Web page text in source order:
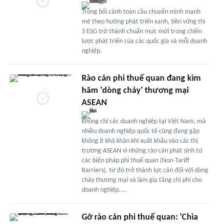
Trong bối cảnh toàn cầu chuyển mình mạnh
mẽ theo hướng phát triển xanh, bền vững thì
3 ESG trở thành chuẩn mực mới trong chiến
lược phát triển của các quốc gia và mỗi doanh
nghiệp.
Rào cản phi thuế quan đang kìm
hãm 'dòng chảy' thương mại
ASEAN
Không chỉ các doanh nghiệp tại Việt Nam, mà
nhiều doanh nghiệp quốc tế cũng đang gặp
không ít khó khăn khi xuất khẩu vào các thị
trường ASEAN vì những rào cản phát sinh từ
các biện pháp phi thuế quan (Non-Tariff
Barriers), từ đó trở thành lực cản đối với dòng
chảy thương mại và làm gia tăng chi phí cho
doanh nghiệp....
Gỡ rào cản phi thuế quan: 'Chìa